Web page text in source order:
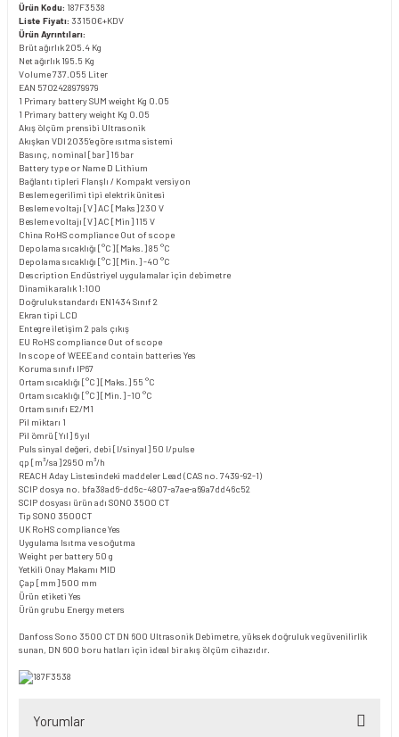
Ürün Kodu: 187F3538
Liste Fiyatı: 33150€+KDV
Ürün Ayrıntıları:
Brüt ağırlık205.4 Kg
Net ağırlık 195.5 Kg
Volume737.055 Liter
EAN 5702428979979
1 Primary battery SUM weight Kg 0.05
1 Primary battery weight Kg 0.05
Akış ölçüm prensibi Ultrasonik
Akışkan VDI 2035’e göre ısıtma sistemi
Basınç, nominal [bar] 16 bar
Battery type or Name D Lithium
Bağlantı tipleri Flanşlı / Kompakt versiyon
Besleme gerilimi tipi elektrik ünitesi
Besleme voltajı [V] AC [Maks]230 V
Besleme voltajı [V] AC [Min] 115 V
China RoHS compliance Out of scope
Depolama sıcaklığı [°C] [Maks.]85 °C
Depolama sıcaklığı [°C] [Min.]-40 °C
Description Endüstriyel uygulamalar için debimetre
Dinamik aralık 1:100
Doğruluk standardı EN1434 Sınıf 2
Ekran tipi LCD
Entegre iletişim 2 pals çıkış
EU RoHS compliance Out of scope
In scope of WEEE and contain batteries Yes
Koruma sınıfı IP67
Ortam sıcaklığı [°C] [Maks.] 55 °C
Ortam sıcaklığı [°C] [Min.]-10 °C
Ortam sınıfı E2/M1
Pil miktarı 1
Pil ömrü [Yıl] 6 yıl
Puls sinyal değeri, debi [l/sinyal] 50 l/pulse
qp [m³/sa]2950 m³/h
REACH Aday Listesindeki maddeler Lead (CAS no. 7439-92-1)
SCIP dosya no. bfa38ad6-dd6c-4807-a7ae-a69a7dd46c52
SCIP dosyası ürün adı SONO 3500 CT
Tip SONO 3500CT
UK RoHS complianceYes
Uygulama Isıtma ve soğutma
Weight per battery 50 g
Yetkili Onay Makamı MID
Çap [mm] 500 mm
Ürün etiketi Yes
Ürün grubu Energy meters
Danfoss Sono 3500 CT DN 600 Ultrasonik Debimetre, yüksek doğruluk ve güvenilirlik
sunan, DN 600 boru hatları için ideal bir akış ölçüm cihazıdır.
Yorumlar